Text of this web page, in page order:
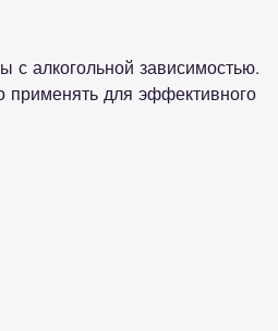
с алкогольной зависимостью.
применять для эффективного